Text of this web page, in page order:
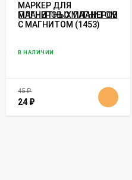
МАРКЕР ДЛЯ
МАГНИТНЫХ ПЛАНЕРОВ
С МАГНИТОМ (1453)
В НАЛИЧИИ
45₽
24 ₽